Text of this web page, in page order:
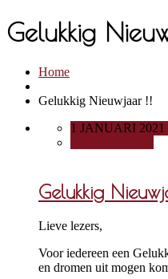
Gelukkig
Home
Gelukkig Nieuwjaar !!
1 JANUARI 2021
Gelukkig
Lieve lezers,
Voor iedereen een
en dromen uit mogen